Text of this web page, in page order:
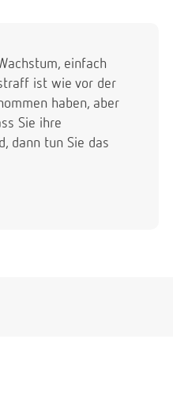
einfach
ist wie vor der
haben, aber
Sie ihre
dann tun Sie das